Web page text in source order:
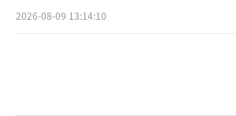
2026-08-09 13:14:10